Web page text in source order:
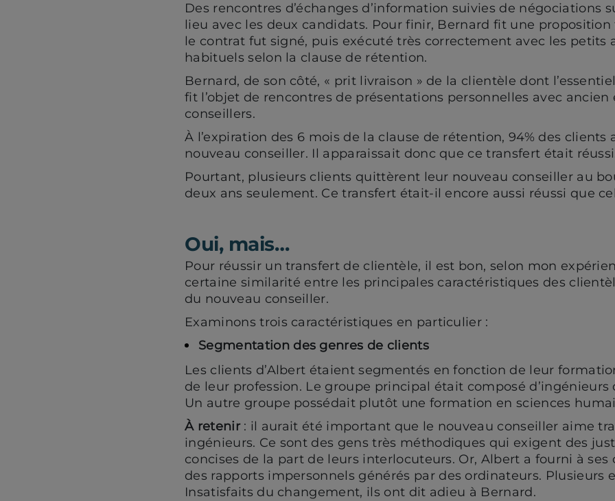
Des rencontres d’échanges d’information suivies de négociations
lieu avec les deux candidats. Pour finir, Bernard fit une
le contrat fut signé, puis exécuté très correctement avec les petits
habituels selon la clause de rétention.
Bernard, de son côté, « prit livraison » de la clientèle dont
fit l’objet de rencontres de présentations personnelles avec ancien
conseillers.
À l’expiration des 6 mois de la clause de rétention, 94% des
nouveau conseiller. Il apparaissait donc que ce transfert était
Pourtant, plusieurs clients quittèrent leur nouveau conseiller au
deux ans seulement. Ce transfert était-il encore aussi réussi que
Oui, mais…
Pour réussir un transfert de clientèle, il est bon, selon mon
certaine similarité entre les principales caractéristiques des
du nouveau conseiller.
Examinons trois caractéristiques en particulier :
Segmentation des genres de clients
Les clients d’Albert étaient segmentés en fonction de leur
de leur profession. Le groupe principal était composé d’ingénieurs
Un autre groupe possédait plutôt une formation en sciences
À retenir: il aurait été important que le nouveau conseiller aime
ingénieurs. Ce sont des gens très méthodiques qui exigent des
concises de la part de leurs interlocuteurs. Or, Albert a fourni à
des rapports impersonnels générés par des ordinateurs. Plusieurs
Insatisfaits du changement, ils ont dit adieu à Bernard.